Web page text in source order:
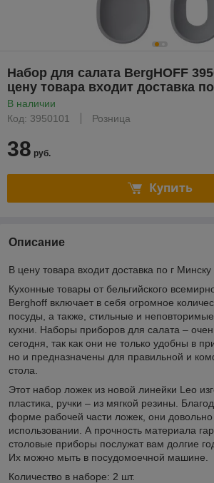
Набор для салата BergHOFF
цену товара входит доставка
В наличии
Код: 3950101
Розница
38 руб.
Купить
Описание
В цену товара входит доставка по г Минску
Кухонные товары от бельгийского
Berghoff включает в себя огромное
посуды, а также, стильные и
кухни. Наборы приборов для салата –
сегодня, так как они не только удобны в
но и предназначены для правильной и
стола.
Этот набор ложек из новой линейки Leo
пластика, ручки – из мягкой резины.
форме рабочей части ложек, они
использовании. А прочность материала
столовые приборы послужат вам долгие
Их можно мыть в посудомоечной машине.
Количество в наборе: 2 шт.